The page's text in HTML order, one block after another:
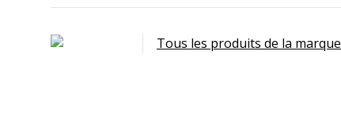
Tous les produits de la marque